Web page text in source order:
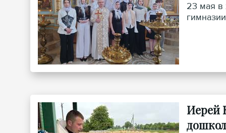
23 мая в
Иерей